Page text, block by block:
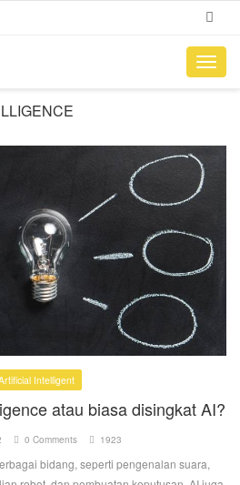
Intelligent
atau biasa disingkat AI?
0 Comments 1923
bidang, seperti pengenalan suara,